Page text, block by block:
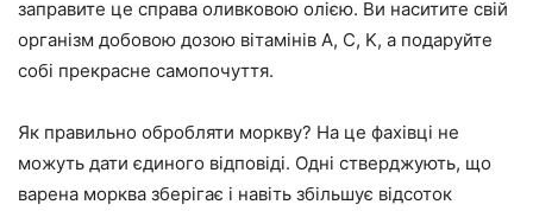
заправите це справа оливковою олією. Ви наситите свій
організм добовою дозою вітамінів A, C, K, а подаруйте
собі прекрасне самопочуття.
Як правильно обробляти моркву? На це фахівці не
можуть дати єдиного відповіді. Одні стверджують, що
варена морква зберігає і навіть збільшує відсоток